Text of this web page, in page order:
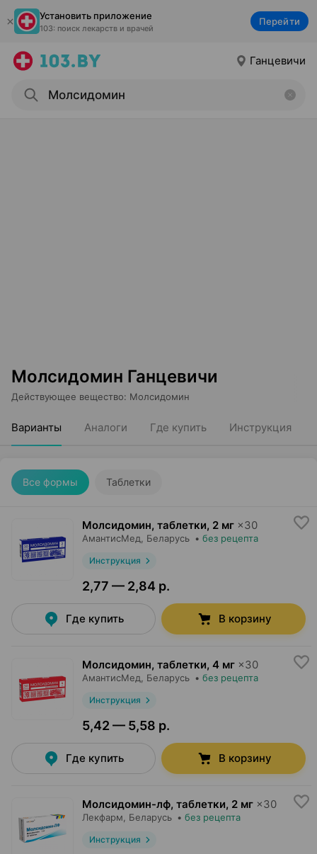
Установить приложение
103: поиск лекарств и врачей
Перейти
Ганцевичи
Молсидомин Ганцевичи
Действующее вещество: Молсидомин
Варианты Аналоги Где купить Инструкция
Все формы Таблетки
Молсидомин, таблетки, 2 мг ×30
АмантисМед , Беларусь • без рецепта
Инструкция
2,77 — 2,84 р.
Где купить В корзину
Молсидомин, таблетки, 4 мг ×30
АмантисМед , Беларусь • без рецепта
Инструкция
5,42 — 5,58 р.
Где купить В корзину
Молсидомин-лф, таблетки, 2 мг ×30
Лекфарм , Беларусь • без рецепта
Инструкция